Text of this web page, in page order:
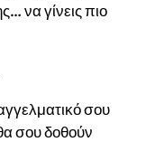
να γίνεις πιο
σου
σου δοθούν